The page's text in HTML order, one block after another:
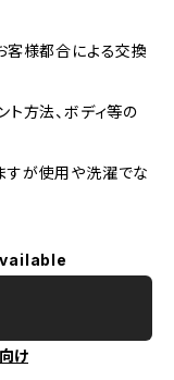
客様都合による交換
ト方法、ボディ等の
すが使用や洗濯でな
け